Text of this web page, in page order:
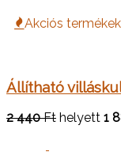
Akciós termékek
Állítható
2 440 Ft helyett 1